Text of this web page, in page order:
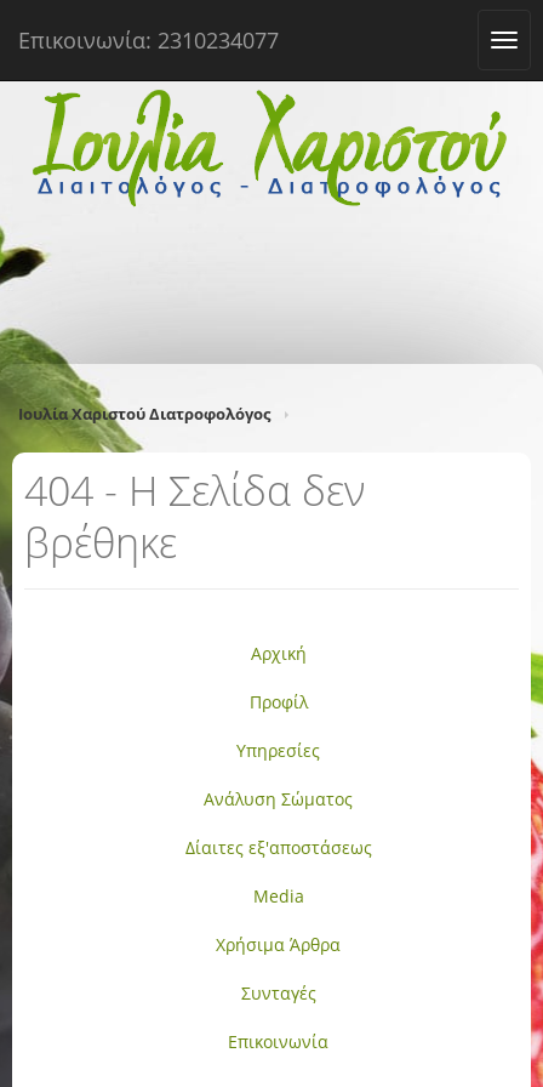
Επικοινωνία: 2310234077
Ιουλία Χαριστού Διατροφολόγος
404 - Η Σελίδα δεν
βρέθηκε
Αρχική
Προφίλ
Υπηρεσίες
Ανάλυση Σώματος
Δίαιτες εξ'αποστάσεως
Media
Χρήσιμα Άρθρα
Συνταγές
Επικοινωνία